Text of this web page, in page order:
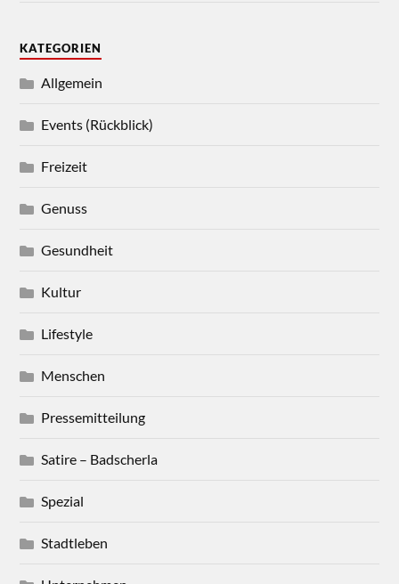
KATEGORIEN
Allgemein
Events (Rückblick)
Freizeit
Genuss
Gesundheit
Kultur
Lifestyle
Menschen
Pressemitteilung
Satire – Badscherla
Spezial
Stadtleben